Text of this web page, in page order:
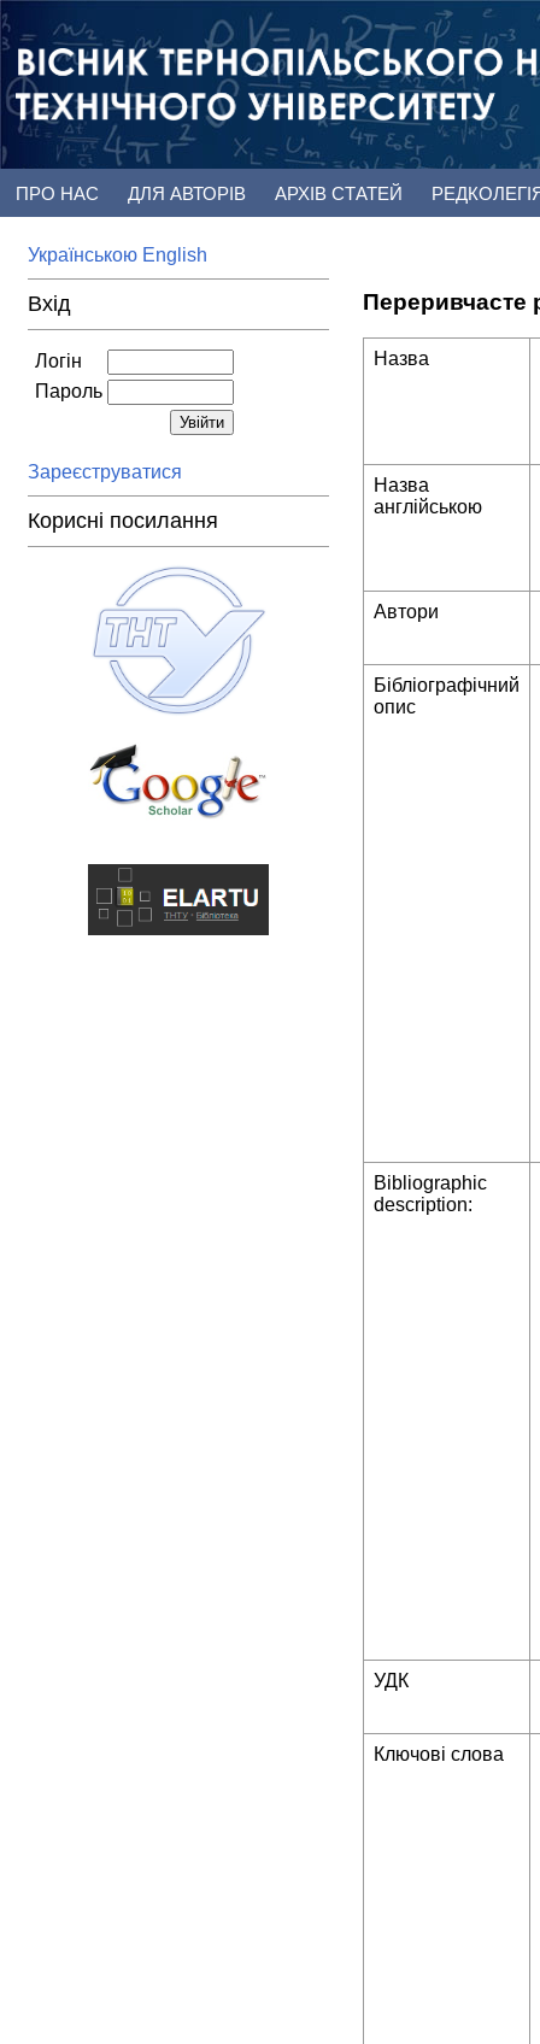
ПРО НАС ДЛЯ АВТОРІВ АРХІВ СТАТЕЙ
Українською English
Вхід
Логін
Пароль
Зареєструватися
Корисні посилання
Переривчасте
Назва
Назва
англійською
Автори
Бібліографічний
опис
Bibliographic
description:
УДК
Ключові слова